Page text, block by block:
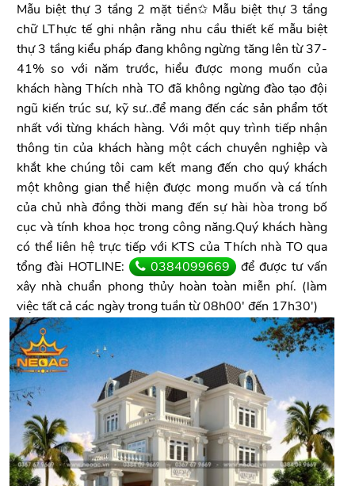
Mẫu biệt thự 3 tầng 2 mặt tiền✩ Mẫu biệt thự 3 tầng
chữ LThực tế ghi nhận rằng nhu cầu thiết kế mẫu biệt
thự 3 tầng kiểu pháp đang không ngừng tăng lên từ 37-
41% so với năm trước, hiểu được mong muốn của
khách hàng Thích nhà TO đã không ngừng đào tạo đội
ngũ kiến trúc sư, kỹ sư..để mang đến các sản phẩm tốt
nhất với từng khách hàng. Với một quy trình tiếp nhận
thông tin của khách hàng một cách chuyên nghiệp và
khắt khe chúng tôi cam kết mang đến cho quý khách
một không gian thể hiện được mong muốn và cá tính
của chủ nhà đồng thời mang đến sự hài hòa trong bố
cục và tính khoa học trong công năng.Quý khách hàng
có thể liên hệ trực tiếp với KTS của Thích nhà TO qua
tổng đài HOTLINE:
0384099669
để được tư vấn
xây nhà chuẩn phong thủy hoàn toàn miễn phí. (làm
việc tất cả các ngày trong tuần từ 08h00' đến 17h30')